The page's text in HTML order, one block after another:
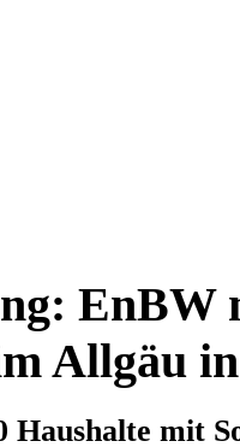
EnBW
Allgäu
Haushalte mit